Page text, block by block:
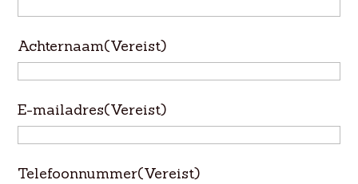
Achternaam(Vereist)
E-mailadres(Vereist)
Telefoonnummer(Vereist)